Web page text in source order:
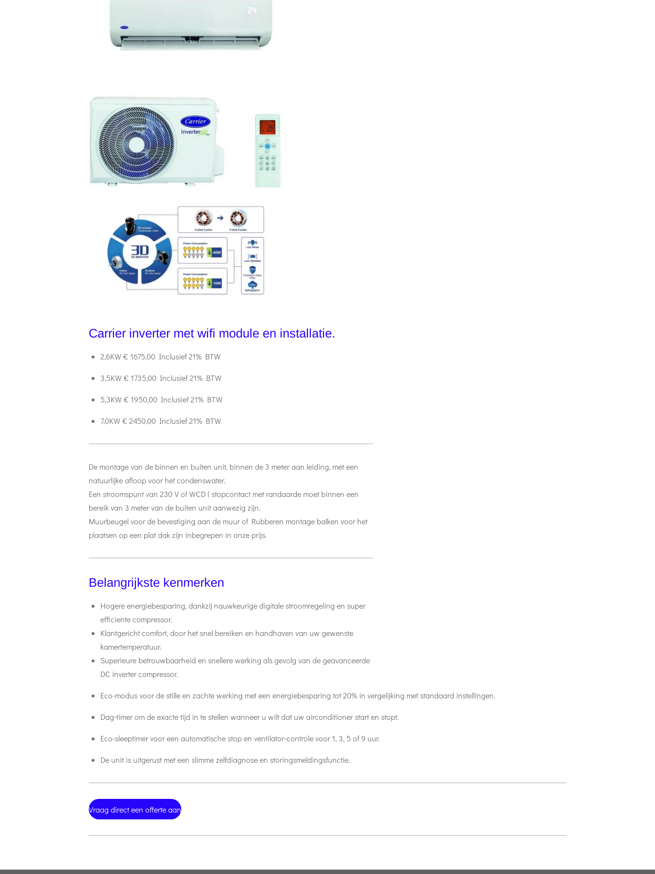
Carrier inverter met wifi module en installatie.
2,6KW € 1675,00 Inclusief 21% BTW
3,5KW € 1735,00 Inclusief 21% BTW
5,3KW € 1950,00 Inclusief 21% BTW
7,0KW € 2450,00 Inclusief 21% BTW
De montage van de binnen en buiten unit, binnen de 3 meter aan leiding, met een
natuurlijke afloop voor het condenswater.
Een stroomspunt van 230 V of WCD ( stopcontact met randaarde moet binnen een
bereik van 3 meter van de buiten unit aanwezig zijn.
Muurbeugel voor de bevestiging aan de muur of Rubberen montage balken voor het
plaatsen op een plat dak zijn inbegrepen in onze prijs.
Belangrijkste kenmerken
Hogere energiebesparing, dankzij nauwkeurige digitale stroomregeling en super
efficiente compressor.
Klantgericht comfort, door het snel bereiken en handhaven van uw gewenste
kamertemperatuur.
Superieure betrouwbaarheid en snellere werking als gevolg van de geavanceerde
DC inverter compressor.
Eco-modus voor de stille en zachte werking met een energiebesparing tot 20% in vergelijking met standaard instellingen.
Dag-timer om de exacte tijd in te stellen wanneer u wilt dat uw airconditioner start en stopt.
Eco-sleeptimer voor een automatische stop en ventilator-controle voor 1, 3, 5 of 9 uur.
De unit is uitgerust met een slimme zelfdiagnose en storingsmeldingsfunctie.
Vraag direct een offerte aan